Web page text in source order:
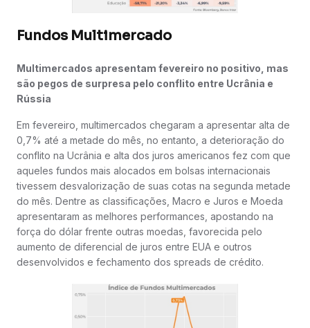
Fundos Multimercado
Multimercados apresentam fevereiro no positivo, mas
são pegos de surpresa pelo conflito entre Ucrânia e
Rússia
Em fevereiro, multimercados chegaram a apresentar alta de
0,7% até a metade do mês, no entanto, a deterioração do
conflito na Ucrânia e alta dos juros americanos fez com que
aqueles fundos mais alocados em bolsas internacionais
tivessem desvalorização de suas cotas na segunda metade
do mês. Dentre as classificações, Macro e Juros e Moeda
apresentaram as melhores performances, apostando na
força do dólar frente outras moedas, favorecida pelo
aumento de diferencial de juros entre EUA e outros
desenvolvidos e fechamento dos spreads de crédito.